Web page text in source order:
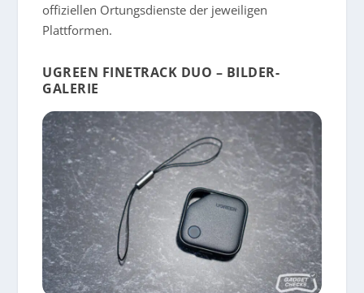
offiziellen Ortungsdienste der jeweiligen
Plattformen.
UGREEN FINETRACK DUO – BILDER-
GALERIE